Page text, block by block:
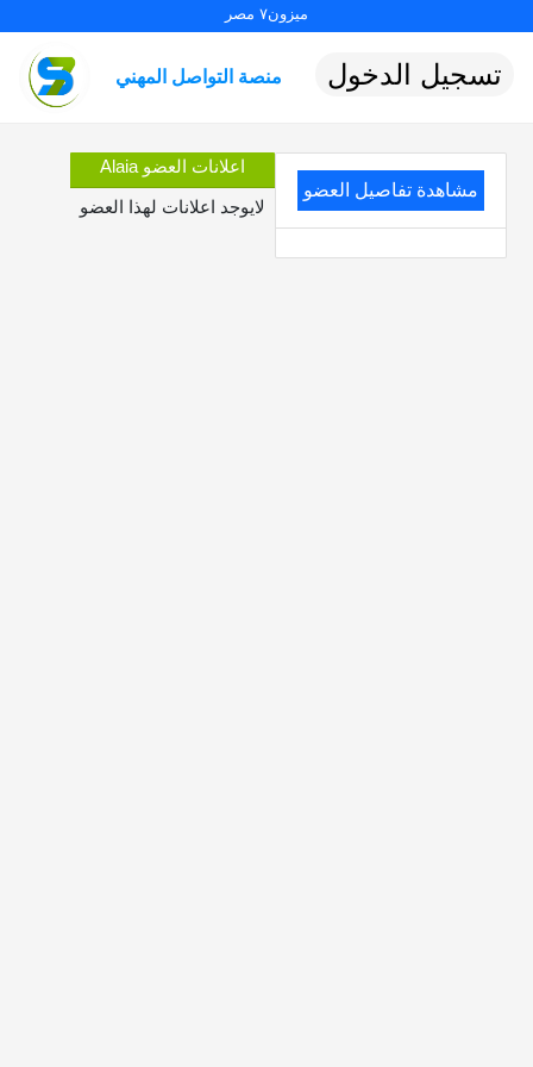
ميزون٧ مصر
منصة التواصل المهني تسجيل الدخول
مشاهدة تفاصيل العضو
اعلانات العضو Alaia
لايوجد اعلانات لهذا العضو